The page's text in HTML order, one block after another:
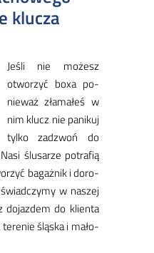
klucza
Je­śli nie mo­żesz
otwo­rzyć bo­xa po­
nie­waż zła­ma­łeś w
nim klucz nie pa­ni­kuj
tyl­ko za­dzwoń do
ślu­sa­rze po­tra­fią
ba­gaż­nik i do­ro­
w na­szej
do­jaz­dem do klien­ta
ślą­ska i ma­ło­